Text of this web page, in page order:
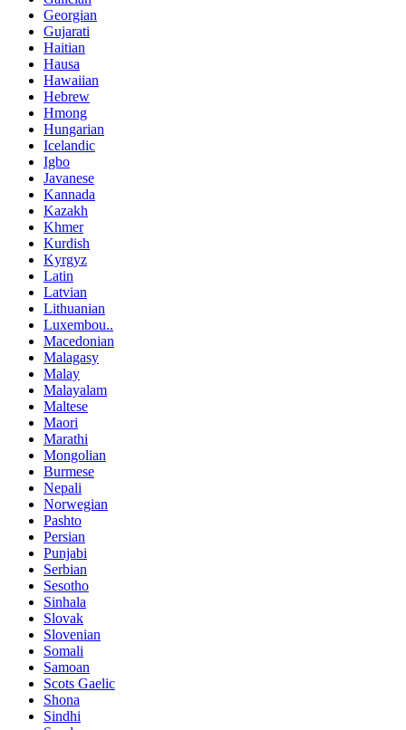
Georgian
Gujarati
Haitian
Hausa
Hawaiian
Hebrew
Hmong
Hungarian
Icelandic
Igbo
Javanese
Kannada
Kazakh
Khmer
Kurdish
Kyrgyz
Latin
Latvian
Lithuanian
Luxembou..
Macedonian
Malagasy
Malay
Malayalam
Maltese
Maori
Marathi
Mongolian
Burmese
Nepali
Norwegian
Pashto
Persian
Punjabi
Serbian
Sesotho
Sinhala
Slovak
Slovenian
Somali
Samoan
Scots Gaelic
Shona
Sindhi